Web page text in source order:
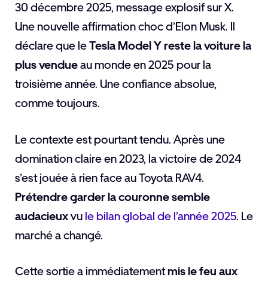
30 décembre 2025, message explosif sur X.
Une nouvelle affirmation choc d’Elon Musk. Il
déclare que leTesla Model Y reste la voiture la
plus vendueau monde en 2025 pour la
troisième année. Une confiance absolue,
comme toujours.
Le contexte est pourtant tendu. Après une
domination claire en 2023, la victoire de 2024
s’est jouée à rien face au Toyota RAV4.
Prétendre garder la couronne semble
audacieuxvu le bilan global de l’année 2025. Le
marché a changé.
Cette sortie a immédiatementmis le feu aux